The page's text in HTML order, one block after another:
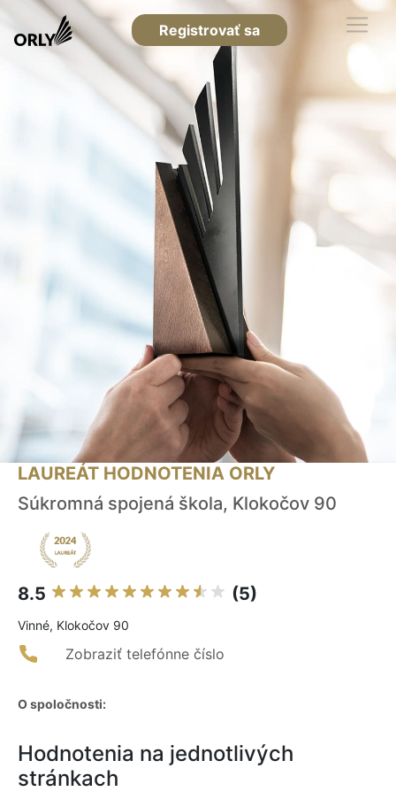
Registrovať sa
LAUREÁT HODNOTENIA ORLY
Súkromná spojená škola, Klokočov 90
8.5 (5)
Vinné, Klokočov 90
Zobraziť telefónne číslo
O spoločnosti:
Hodnotenia na jednotlivých
stránkach